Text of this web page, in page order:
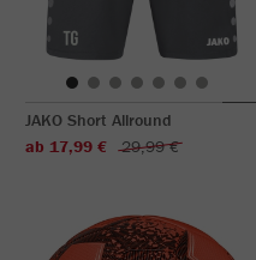
JAKO Short Allround
ab 17,99 €
29,99 €